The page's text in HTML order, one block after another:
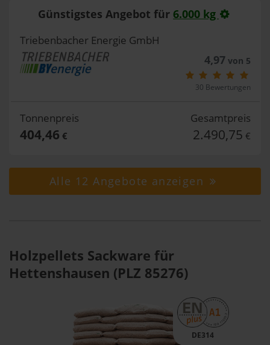
Günstigstes Angebot für 6.000 kg
Triebenbacher Energie GmbH
4,97von 5
30 Bewertungen
Tonnenpreis
404,46 €
Gesamtpreis
2.490,75 €
Alle 12 Angebote anzeigen
Holzpellets Sackware für
Hettenshausen (PLZ 85276)
DE314